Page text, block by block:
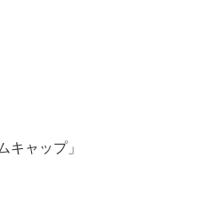
キャップ」